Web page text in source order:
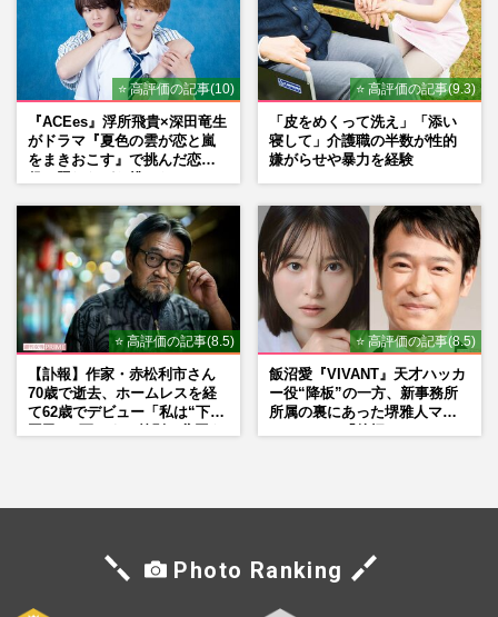
⭐ 高評価の記事(10)
『ACEes』浮所飛貴×深田竜生
がドラマ『夏色の雲が恋と嵐
をまきおこす』で挑んだ恋人
⭐ 高評価の記事(9.3)
「皮をめくって洗え」「添い
寝して」介護職の半数が性的
嫌がらせや暴力を経験
⭐ 高評価の記事(8.5)
【訃報】作家・赤松利市さん
70歳で逝去、ホームレスを経
て62歳でデビュー「私は“下級
⭐ 高評価の記事(8.5)
飯沼愛『VIVANT』天才ハッカ
ー役“降板”の一方、新事務所
所属の裏にあった堺雅人マネ
Photo Ranking